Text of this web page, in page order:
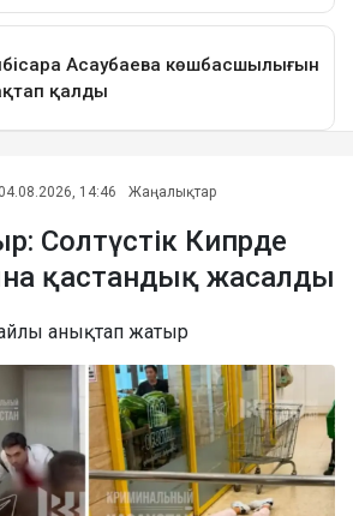
04.08.2026, 14:46 Жаңалықтар
Солтүстік Кипрде
қастандық жасалды
анықтап жатыр